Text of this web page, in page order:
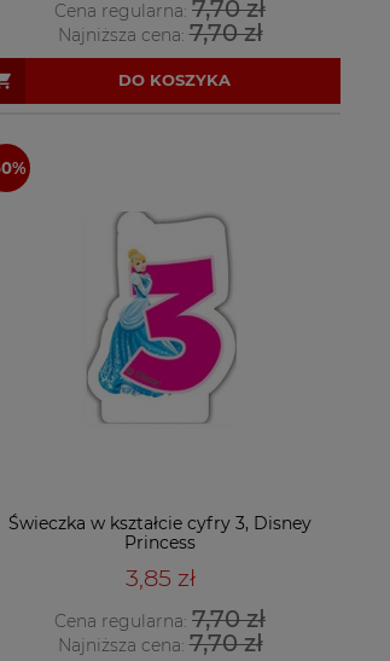
Cena regularna: 7,70 zł
Najniższa cena:7,70 zł
DO KOSZYKA
Świeczka w kształcie cyfry 3, Disney
Princess
3,85 zł
Cena regularna: 7,70 zł
Najniższa cena:7,70 zł